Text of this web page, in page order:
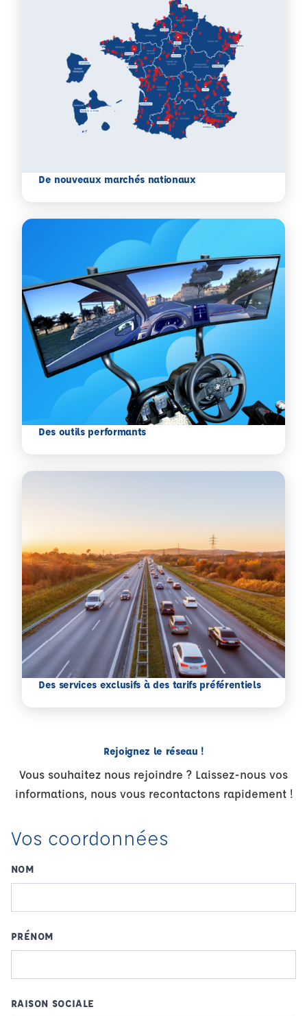
De nouveaux marchés nationaux
Des outils performants
Des services exclusifs à des tarifs préférentiels
Rejoignez le réseau !
Vous souhaitez nous rejoindre ? Laissez-nous vos
informations, nous vous recontactons rapidement !
Vos coordonnées
NOM
PRÉNOM
RAISON SOCIALE